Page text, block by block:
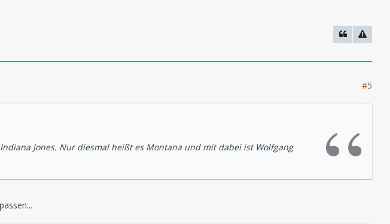
#5
Jones. Nur diesmal heißt es Montana und mit dabei ist Wolfgang